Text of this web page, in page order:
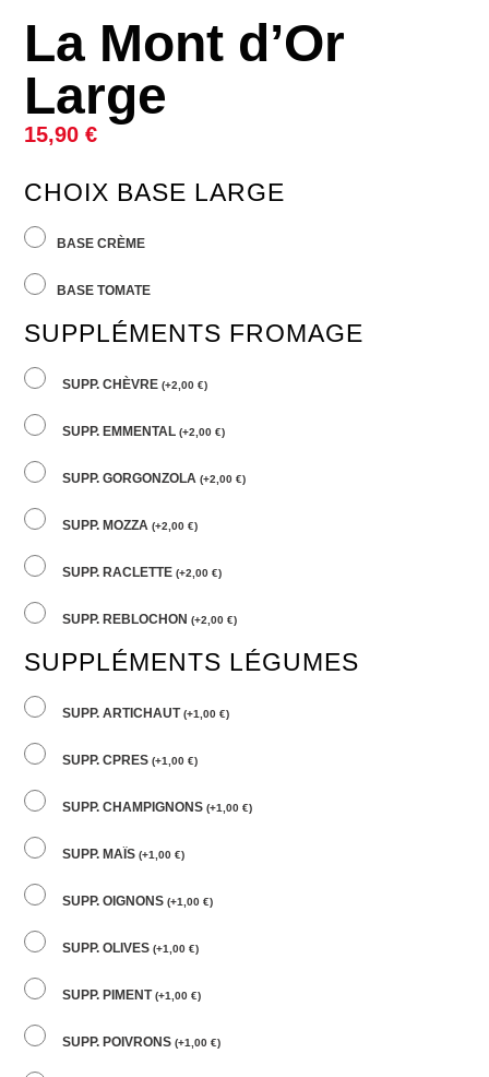
La Mont d’Or
Large
15,90€
CHOIX BASE LARGE
BASE CRÈME
BASE TOMATE
SUPPLÉMENTS FROMAGE
SUPP. CHÈVRE(+2,00€)
SUPP. EMMENTAL(+2,00€)
SUPP. GORGONZOLA(+2,00€)
SUPP. MOZZA(+2,00€)
SUPP. RACLETTE(+2,00€)
SUPP. REBLOCHON(+2,00€)
SUPPLÉMENTS LÉGUMES
SUPP. ARTICHAUT(+1,00€)
SUPP. CPRES(+1,00€)
SUPP. CHAMPIGNONS(+1,00€)
SUPP. MAÏS(+1,00€)
SUPP. OIGNONS(+1,00€)
SUPP. OLIVES(+1,00€)
SUPP. PIMENT(+1,00€)
SUPP. POIVRONS(+1,00€)